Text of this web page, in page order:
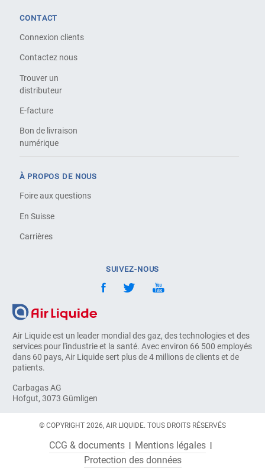
Air Liquide est un leader mondial des gaz, des technologies et des
services pour l'industrie et la santé. Avec environ 66 500 employés
dans 60 pays, Air Liquide sert plus de 4 millions de clients et de
patients.
Carbagas AG
Hofgut, 3073 Gümligen
CONTACT
Connexion clients
Contactez nous
Trouver un
distributeur
E-facture
Bon de livraison
numérique
À PROPOS DE NOUS
Foire aux questions
En Suisse
Carrières
SUIVEZ-NOUS
© COPYRIGHT 2026, AIR LIQUIDE. TOUS DROITS RÉSERVÉS
CCG & documents
Mentions légales
Protection des données